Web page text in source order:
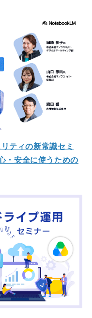
ティの新常識セミ
・安全に使うための